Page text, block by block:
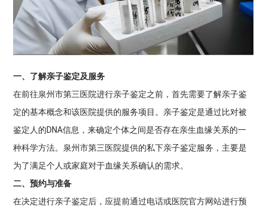
一、了解亲子鉴定及服务
在前往泉州市第三医院进行亲子鉴定之前，首先需要了解亲子鉴
定的基本概念和该医院提供的服务项目。亲子鉴定是通过比对被
鉴定人的DNA信息，来确定个体之间是否存在亲生血缘关系的一
种科学方法。泉州市第三医院提供的私下亲子鉴定服务，主要是
为了满足个人或家庭对于血缘关系确认的需求。
二、预约与准备
在决定进行亲子鉴定后，应提前通过电话或医院官方网站进行预